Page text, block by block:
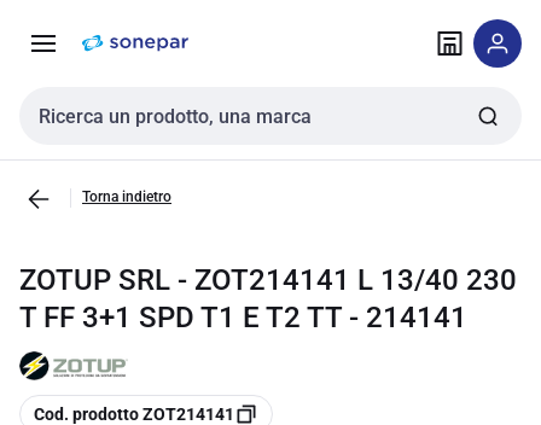
navigazione alla
Cerca input
Torna indietro
ZOTUP SRL - ZOT214141 L 13/40 230
T FF 3+1 SPD T1 E T2 TT - 214141
copia
Cod. prodotto ZOT214141